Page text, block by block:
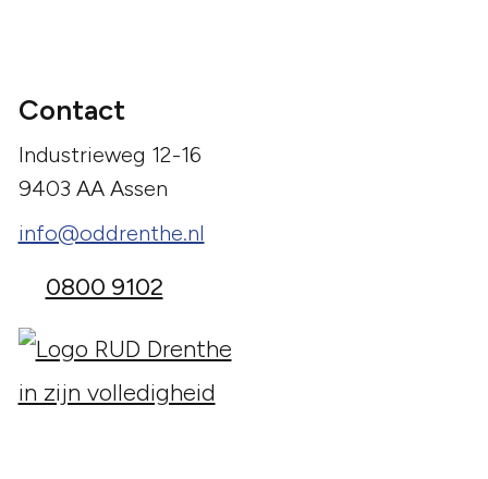
Contact
Industrieweg 12-16
9403 AA Assen
info@oddrenthe.nl
0800 9102